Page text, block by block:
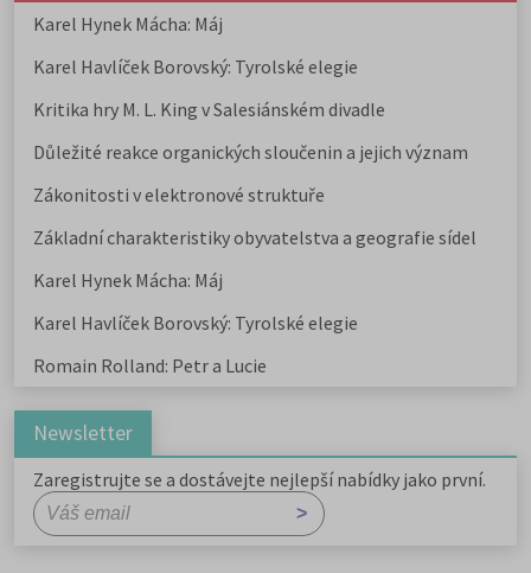
Karel Hynek Mácha: Máj
Karel Havlíček Borovský: Tyrolské elegie
Kritika hry M. L. King v Salesiánském divadle
Důležité reakce organických sloučenin a jejich význam
Zákonitosti v elektronové struktuře
Základní charakteristiky obyvatelstva a geografie sídel
Karel Hynek Mácha: Máj
Karel Havlíček Borovský: Tyrolské elegie
Romain Rolland: Petr a Lucie
Newsletter
Zaregistrujte se a dostávejte nejlepší nabídky jako první.